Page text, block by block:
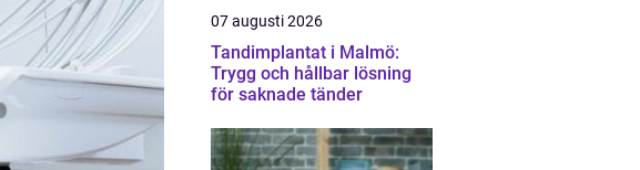
07 augusti 2026
Tandimplantat i Malmö:
Trygg och hållbar lösning
för saknade tänder